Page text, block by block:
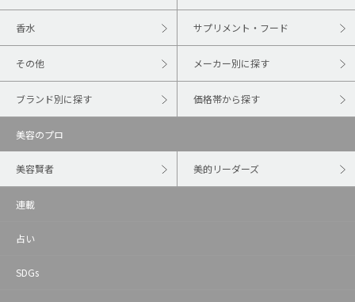
香水 サプリメント・フード
その他 メーカー別に探す
ブランド別に探す 価格帯から探す
美容のプロ
美容賢者 美的リーダーズ
連載
占い
SDGs